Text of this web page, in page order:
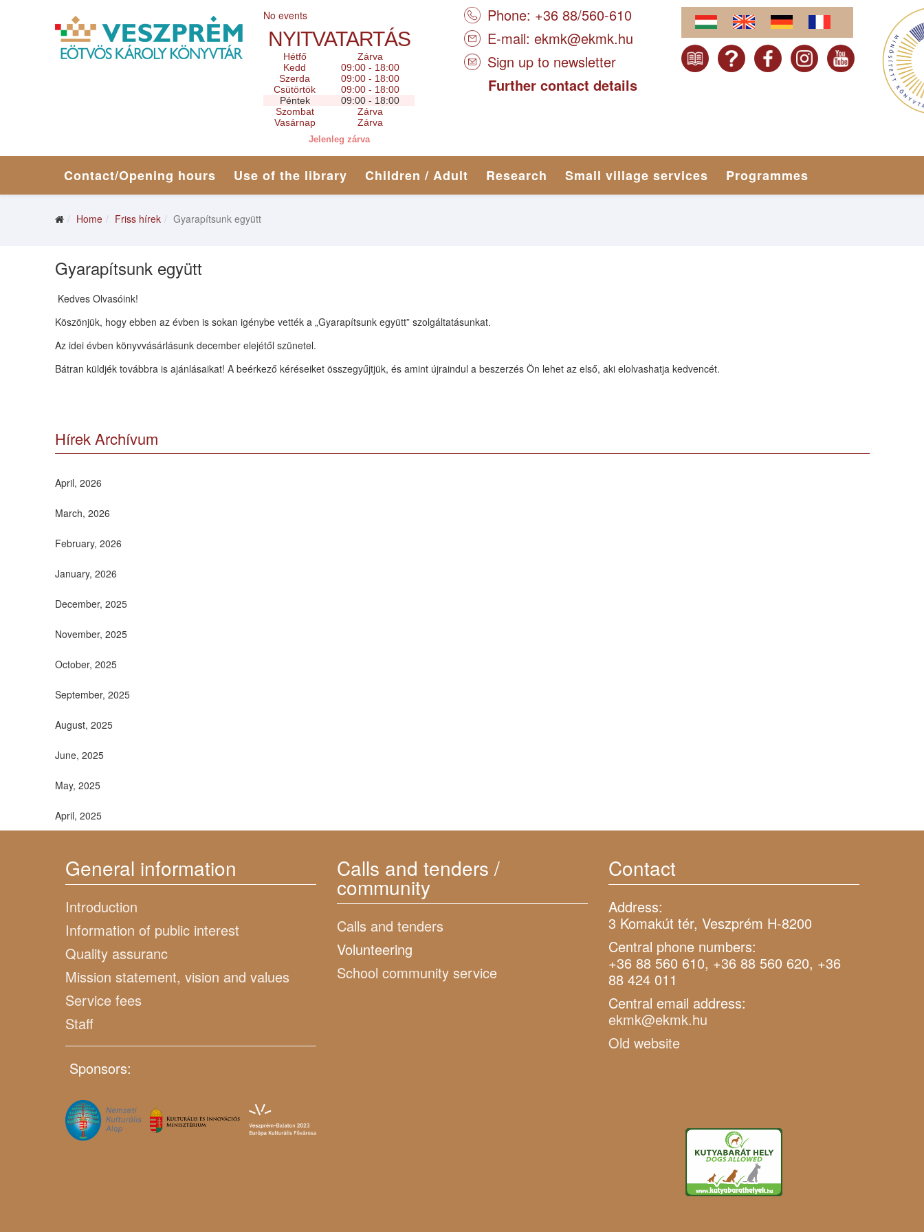
No events
NYITVATARTÁS
Hétfő
Zárva
Kedd
09:00 - 18:00
Szerda
09:00 - 18:00
Csütörtök
09:00 - 18:00
Péntek
09:00 - 18:00
Szombat
Zárva
Vasárnap
Zárva
Jelenleg zárva
Phone: +36 88/560-610
E-mail: ekmk@ekmk.hu
Sign up to newsletter
Further contact details
Contact/Opening hours Use of the library Children / Adult Research Small village services Programmes
Home Friss hírek Gyarapítsunk együtt
Gyarapítsunk együtt
Kedves Olvasóink!
Köszönjük, hogy ebben az évben is sokan igénybe vették a „Gyarapítsunk együtt” szolgáltatásunkat.
Az idei évben könyvvásárlásunk december elejétől szünetel.
Bátran küldjék továbbra is ajánlásaikat! A beérkező kéréseiket összegyűjtjük, és amint újraindul a beszerzés Ön lehet az első, aki elolvashatja kedvencét.
Hírek Archívum
April, 2026
March, 2026
February, 2026
January, 2026
December, 2025
November, 2025
October, 2025
September, 2025
August, 2025
June, 2025
May, 2025
April, 2025
General information
Introduction
Information of public interest
Quality assuranc
Mission statement, vision and values
Service fees
Staff
Sponsors:
Calls and tenders /
community
Calls and tenders
Volunteering
School community service
Contact
Address:
3 Komakút tér, Veszprém H-8200
Central phone numbers:
+36 88 560 610, +36 88 560 620, +36
88 424 011
Central email address:
ekmk@ekmk.hu
Old website